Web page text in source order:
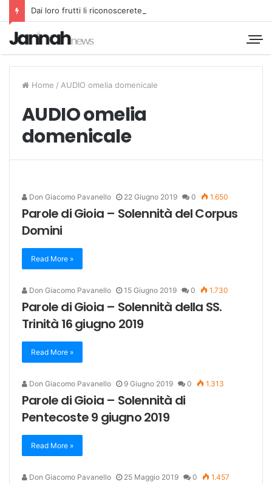
Dai loro frutti li riconoscerete
Home / AUDIO omelia domenicale
AUDIO omelia
domenicale
Don Giacomo Pavanello 22 Giugno 2019 0 1.650
Parole di Gioia – Solennità del Corpus
Domini
Read More »
Don Giacomo Pavanello 15 Giugno 2019 0 1.730
Parole di Gioia – Solennità della SS.
Trinità 16 giugno 2019
Read More »
Don Giacomo Pavanello 9 Giugno 2019 0 1.313
Parole di Gioia – Solennità di
Pentecoste 9 giugno 2019
Read More »
Don Giacomo Pavanello 25 Maggio 2019 0 1.457